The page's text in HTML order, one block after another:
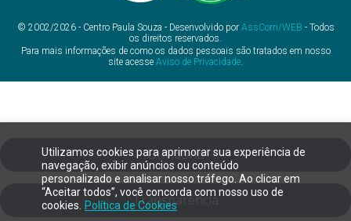
Utilizamos cookies para aprimorar sua experiência de
navegação, exibir anúncios ou conteúdo
personalizado e analisar nosso tráfego. Ao clicar em
“Aceitar todos”, você concorda com nosso uso de
cookies.
Política de Cookies
© 2002/2026 - Centro Paula Souza - Desenvolvido por AssCom/WEB - Todos
os direitos reservados.
Para mais informações de como os dados pessoais são tratados em nosso
site acesse Aviso de Privacidade.
Ouvidoria
Transparência